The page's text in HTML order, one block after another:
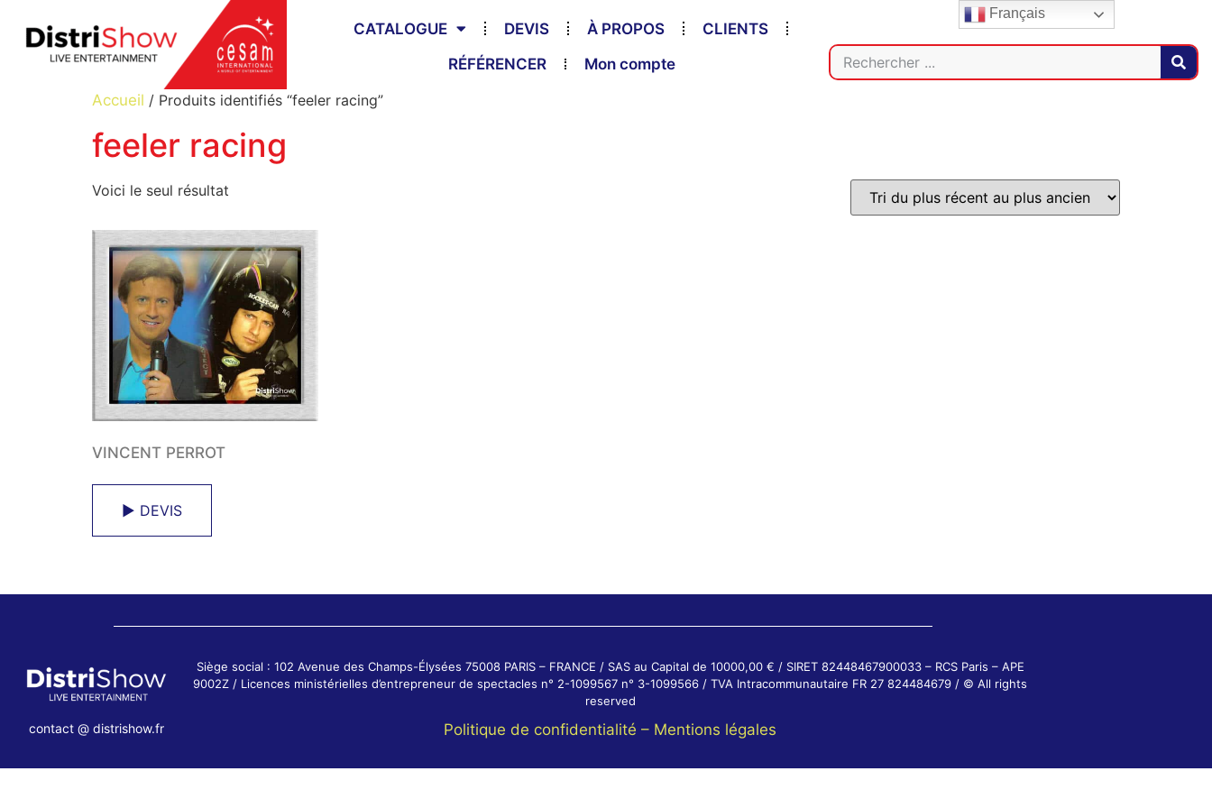
CATALOGUE DEVIS À PROPOS
CLIENTS
RÉFÉRENCER
Mon compte
Accueil / Produits identifiés “feeler racing”
feeler racing
Voici le seul résultat
VINCENT PERROT
► DEVIS
contact @ distrishow.fr
Siège social : 102 Avenue des Champs-Élysées 75008 PARIS – FRANCE / SAS au Capital de 10000,00 € / SIRET 82448467900033 – RCS Paris – APE
9002Z / Licences ministérielles d’entrepreneur de spectacles n° 2-1099567 n° 3-1099566 / TVA Intracommunautaire FR 27 824484679 / © All rights
reserved
Politique de confidentialité – Mentions légales
Français